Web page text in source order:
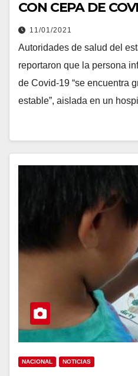
CON CEPA DE
11/01/2021
Autoridades de salud del
reportaron que la persona
de Covid-19 “se encuentra
estable”, aislada en un
NACIONAL NOTICIAS